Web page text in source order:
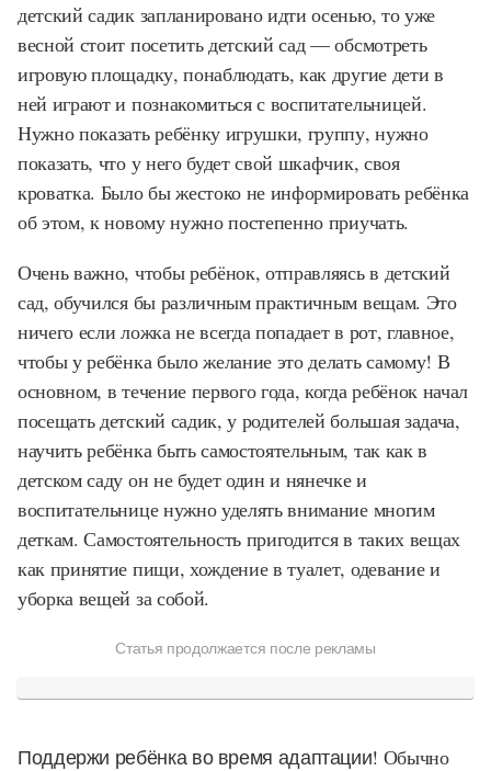
детский садик запланировано идти осенью, то уже
весной стоит посетить детский сад — обсмотреть
игровую площадку, понаблюдать, как другие дети в
ней играют и познакомиться с воспитательницей.
Нужно показать ребёнку игрушки, группу, нужно
показать, что у него будет свой шкафчик, своя
кроватка. Было бы жестоко не информировать ребёнка
об этом, к новому нужно постепенно приучать.
Очень важно, чтобы ребёнок, отправляясь в детский
сад, обучился бы различным практичным вещам. Это
ничего если ложка не всегда попадает в рот, главное,
чтобы у ребёнка было желание это делать самому! В
основном, в течение первого года, когда ребёнок начал
посещать детский садик, у родителей большая задача,
научить ребёнка быть самостоятельным, так как в
детском саду он не будет один и нянечке и
воспитательнице нужно уделять внимание многим
деткам. Самостоятельность пригодится в таких вещах
как принятие пищи, хождение в туалет, одевание и
уборка вещей за собой.
Статья продолжается после рекламы
Поддержи ребёнка во время адаптации! Обычно